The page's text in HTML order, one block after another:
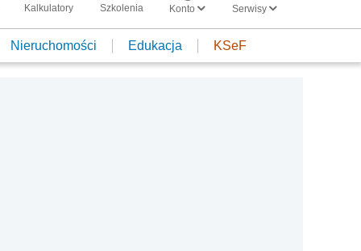
Kalkulatory Szkolenia Konto Serwisy
Nieruchomości Edukacja KSeF